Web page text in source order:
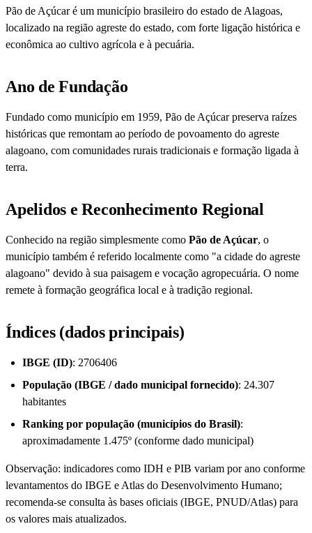
Pão de Açúcar é um município brasileiro do estado de Alagoas,
localizado na região agreste do estado, com forte ligação histórica e
econômica ao cultivo agrícola e à pecuária.
Ano de Fundação
Fundado como município em 1959, Pão de Açúcar preserva raízes
históricas que remontam ao período de povoamento do agreste
alagoano, com comunidades rurais tradicionais e formação ligada à
terra.
Apelidos e Reconhecimento Regional
Conhecido na região simplesmente como Pão de Açúcar, o
município também é referido localmente como "a cidade do agreste
alagoano" devido à sua paisagem e vocação agropecuária. O nome
remete à formação geográfica local e à tradição regional.
Índices (dados principais)
IBGE (ID): 2706406
População (IBGE / dado municipal fornecido): 24.307
habitantes
Ranking por população (municípios do Brasil):
aproximadamente 1.475º (conforme dado municipal)
Observação: indicadores como IDH e PIB variam por ano conforme
levantamentos do IBGE e Atlas do Desenvolvimento Humano;
recomenda-se consulta às bases oficiais (IBGE, PNUD/Atlas) para
os valores mais atualizados.